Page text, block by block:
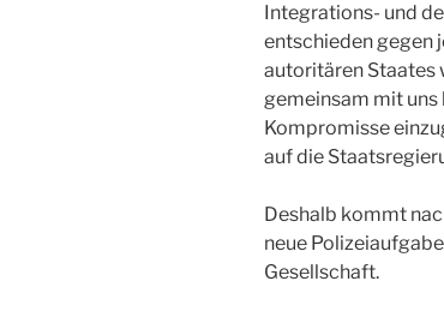
Integrations- und
entschieden gegen
autoritären Staates
gemeinsam mit uns
Kompromisse
auf die
Deshalb kommt
neue
Gesellschaft.